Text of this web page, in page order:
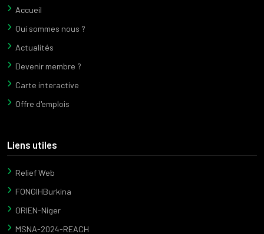
Accueil
Qui sommes nous ?
Actualités
Devenir membre ?
Carte interactive
Offre d'emplois
Liens utiles
Relief Web
FONGIHBurkina
ORIEN-Niger
MSNA-2024-REACH